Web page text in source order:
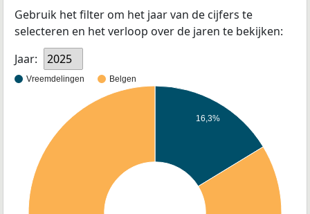
Gebruik het filter om het jaar van de cijfers te
selecteren en het verloop over de jaren te bekijken:
Jaar:
2025
Vreemdelingen Belgen
16,3%